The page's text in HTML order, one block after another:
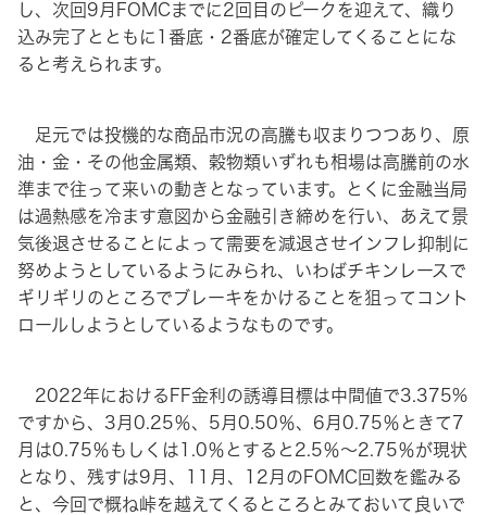
し、次回9月FOMCまでに2回目のピークを迎えて、織り
込み完了とともに1番底・2番底が確定してくることにな
ると考えられます。
足元では投機的な商品市況の高騰も収まりつつあり、原
油・金・その他金属類、穀物類いずれも相場は高騰前の水
準まで往って来いの動きとなっています。とくに金融当局
は過熱感を冷ます意図から金融引き締めを行い、あえて景
気後退させることによって需要を減退させインフレ抑制に
努めようとしているようにみられ、いわばチキンレースで
ギリギリのところでブレーキをかけることを狙ってコント
ロールしようとしているようなものです。
2022年におけるFF金利の誘導目標は中間値で3.375%
ですから、3月0.25％、5月0.50％、6月0.75％ときて7
月は0.75％もしくは1.0％とすると2.5％〜2.75％が現状
となり、残すは9月、11月、12月のFOMC回数を鑑みる
と、今回で概ね峠を越えてくるところとみておいて良いで